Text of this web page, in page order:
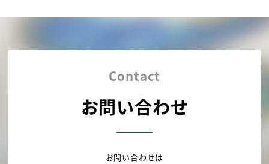
Contact
お問い合わせ
お問い合わせは